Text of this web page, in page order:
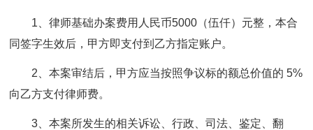
1、律师基础办案费用人民币5000（伍仟）元整，本合
同签字生效后，甲方即支付到乙方指定账户。
2、本案审结后，甲方应当按照争议标的额总价值的 5%
向乙方支付律师费。
3、本案所发生的相关诉讼、行政、司法、鉴定、翻